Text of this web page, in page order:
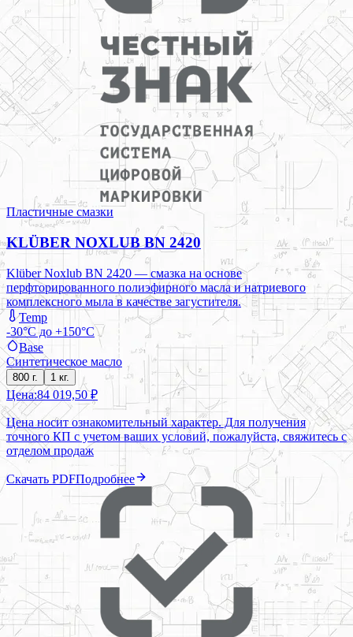
Пластичные смазки
KLÜBER NOXLUB BN 2420
Klüber Noxlub BN 2420 — смазка на основе
перфторированного полиэфирного масла и натриевого
комплексного мыла в качестве загустителя.
Temp
-30°C до +150°C
Base
Синтетическое масло
800 г. 1 кг.
Цена:84 019,50 ₽
Цена носит ознакомительный характер. Для получения
точного КП с учетом ваших условий, пожалуйста, свяжитесь с
отделом продаж
Скачать PDFПодробнее